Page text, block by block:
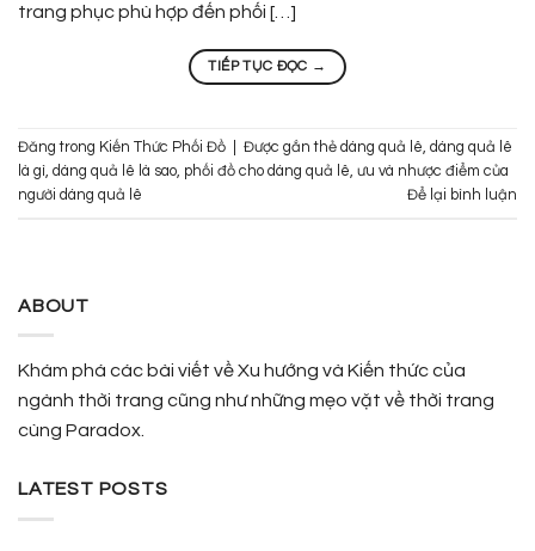
trang phục phù hợp đến phối […]
TIẾP TỤC ĐỌC →
Đăng trong Kiến Thức Phối Đồ Được gắn thẻ dáng quả lê, dáng quả lê
là gì, dáng quả lê là sao, phối đồ cho dáng quả lê, ưu và nhược điểm của
người dáng quả lê
Để lại bình luận
ABOUT
Khám phá các bài viết về Xu hướng và Kiến thức của
ngành thời trang cũng như những mẹo vặt về thời trang
cùng Paradox.
LATEST POSTS